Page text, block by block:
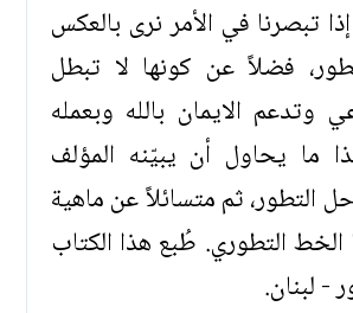
تبصرنا في الأمر نرى بالعكس
فضلاً عن كونها لا تبطل
وتدعم الايمان بالله وبعمله
ما يحاول أن يبيّنه المؤلف
التطور، ثم متسائلاً عن ماهية
التطوري. طُبع هذا الكتاب
- لبنان.